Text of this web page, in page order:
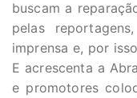
buscam a
pelas
imprensa e, por
E acrescenta a
e promotores